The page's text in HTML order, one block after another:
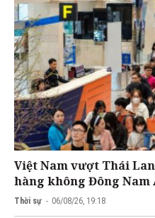
Việt Nam vượt Thái
hàng không Đông Nam
Thời sự 06/08/26, 19:18